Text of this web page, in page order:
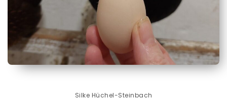
Silke Hüchel-Steinbach